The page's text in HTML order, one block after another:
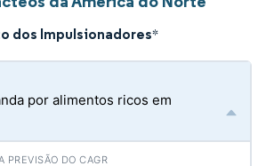
dos Impulsionadores*
por alimentos ricos em